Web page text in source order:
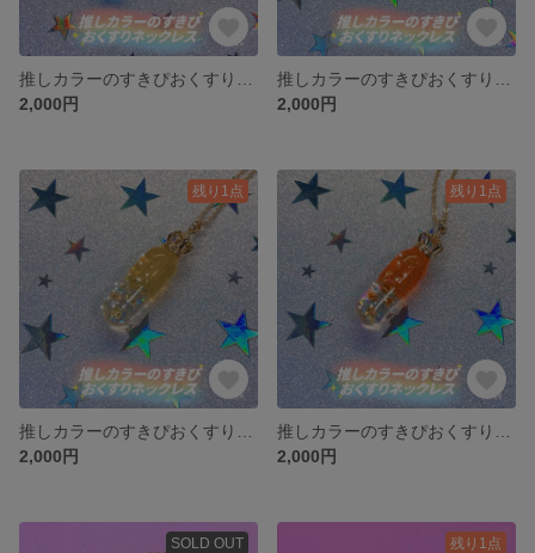
2,000円
2,000円
残り1点
2,000円
残り1点
2,000円
SOLD OUT 残り1点